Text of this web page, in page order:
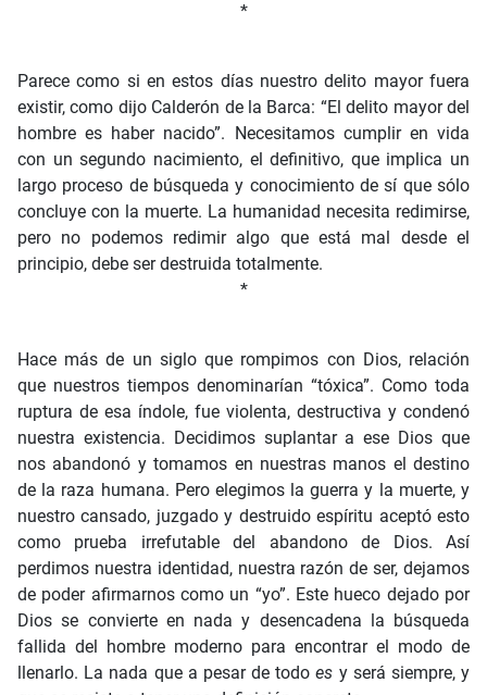
*
Parece como si en estos días nuestro delito mayor fuera
existir, como dijo Calderón de la Barca: “El delito mayor del
hombre es haber nacido”. Necesitamos cumplir en vida
con un segundo nacimiento, el definitivo, que implica un
largo proceso de búsqueda y conocimiento de sí que sólo
concluye con la muerte. La humanidad necesita redimirse,
pero no podemos redimir algo que está mal desde el
principio, debe ser destruida totalmente.
*
Hace más de un siglo que rompimos con Dios, relación
que nuestros tiempos denominarían “tóxica”. Como toda
ruptura de esa índole, fue violenta, destructiva y condenó
nuestra existencia. Decidimos suplantar a ese Dios que
nos abandonó y tomamos en nuestras manos el destino
de la raza humana. Pero elegimos la guerra y la muerte, y
nuestro cansado, juzgado y destruido espíritu aceptó esto
como prueba irrefutable del abandono de Dios. Así
perdimos nuestra identidad, nuestra razón de ser, dejamos
de poder afirmarnos como un “yo”. Este hueco dejado por
Dios se convierte en nada y desencadena la búsqueda
fallida del hombre moderno para encontrar el modo de
llenarlo. La nada que a pesar de todoes y será siempre, y